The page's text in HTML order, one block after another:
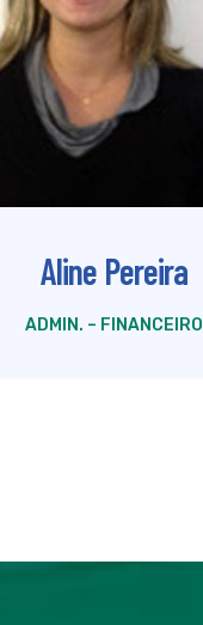
Aline Pereira
ADMIN. – FINANCEIRO